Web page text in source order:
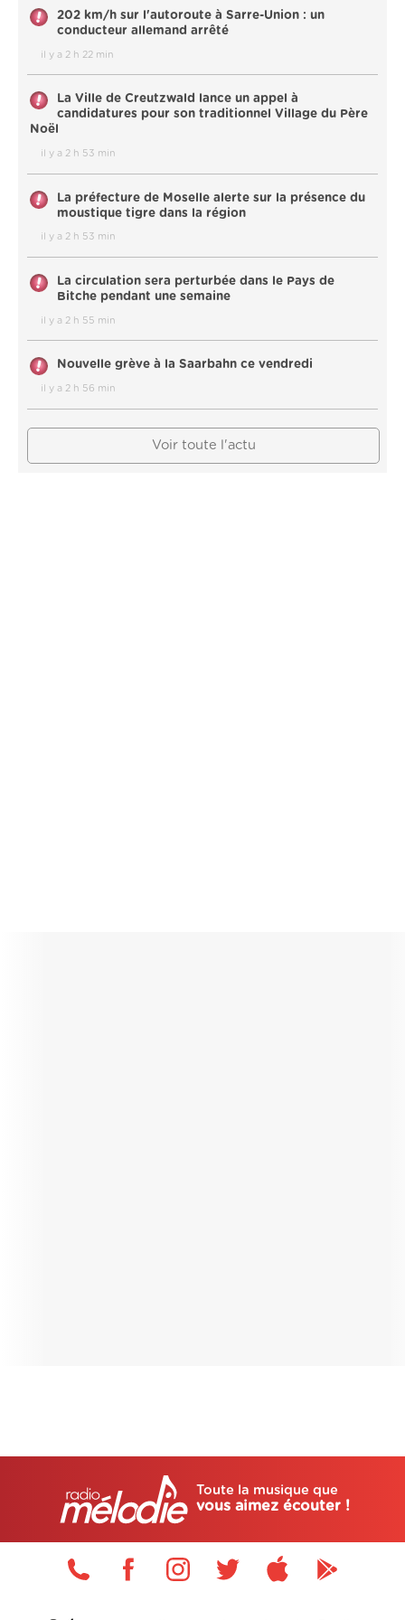
202 km/h sur l'autoroute à Sarre-Union : un
conducteur allemand arrêté
il y a 2 h 22 min
La Ville de Creutzwald lance un appel à
candidatures pour son traditionnel Village du Père
Noël
il y a 2 h 53 min
La préfecture de Moselle alerte sur la présence du
moustique tigre dans la région
il y a 2 h 53 min
La circulation sera perturbée dans le Pays de
Bitche pendant une semaine
il y a 2 h 55 min
Nouvelle grève à la Saarbahn ce vendredi
il y a 2 h 56 min
Voir toute l'actu
Toute la musique que
vous aimez écouter !